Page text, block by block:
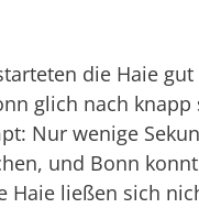
die Haie
glich nach
Nur wenige
und Bonn
Haie ließen sich